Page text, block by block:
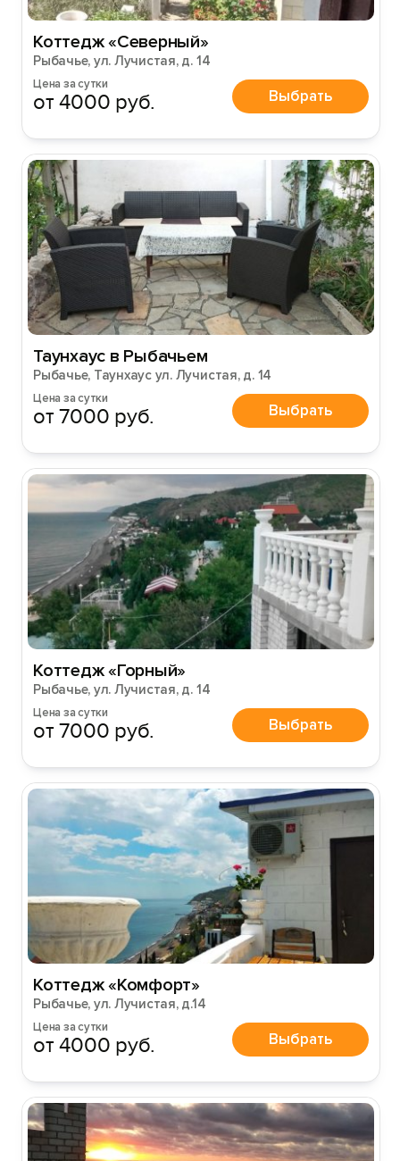
Коттедж «Северный»
Рыбачье, ул. Лучистая, д. 14
Цена за сутки
от 4000 руб. Выбрать
Таунхаус в Рыбачьем
Рыбачье, Таунхаус ул. Лучистая, д. 14
Цена за сутки
от 7000 руб. Выбрать
Коттедж «Горный»
Рыбачье, ул. Лучистая, д. 14
Цена за сутки
от 7000 руб. Выбрать
Коттедж «Комфорт»
Рыбачье, ул. Лучистая, д.14
Цена за сутки
от 4000 руб. Выбрать
Войти с помощью